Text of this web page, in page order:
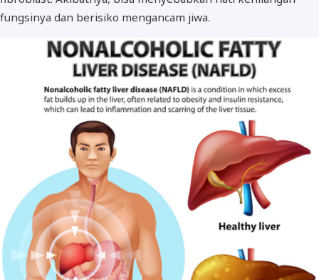
fungsinya dan berisiko mengancam jiwa.